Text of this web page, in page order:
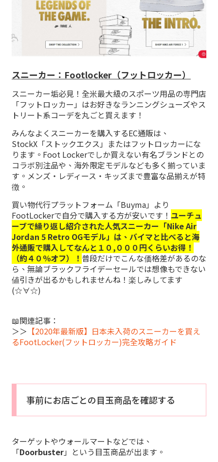
スニーカー：Footlocker（フットロッカー）
スニーカー垢必見！全米最大級のスポーツ用品の専門店
「フットロッカー」はお好きなランニングシューズやス
トリート系コーデを丸ごと買えます！
みんなよくスニーカーを購入するEC通販は、
StockX「ストックエクス」またはフットロッカーにな
ります。Foot Lockerでしか買えない有名ブランドとの
コラボ別注品や、海外限定モデルなども多く揃っていま
す。メンズ・レディース・キッズまで豊富な品揃えが特
徴。
買い物代行プラットフォーム「Buyma」より
FootLockerで自分で購入する方が安いです！ ユーチュ
ーブで繰り返し紹介された人気スニーカー「Nike Air
Jordan 5 Retro OGモデル」は、バイマと比べると海
外通販で購入してなんと１０,０００円くらいお得！
（約４０％オフ）！ 普段だけでこんな価格差があるのな
ら、無論ブラックフライデーセールでは想像もできない
値引きが出るかもしれませんね！楽しみしてます
(☆∀☆)
📖関連記事：
＞＞ 【2020年最新版】日本未入荷のスニーカーを買え
るFootLocker(フットロッカー)完全攻略ガイド
事前にお店ごとの目玉商品を確認する
ターゲットやウォールマートなどでは、
「Doorbuster」という目玉商品が出ます。